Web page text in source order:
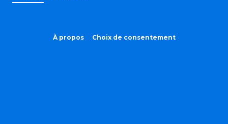
À propos Choix de consentement